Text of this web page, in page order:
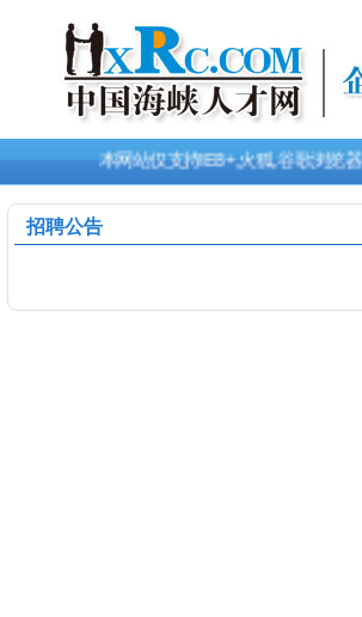
本网站仅支持IE8+,火狐,谷歌浏览
招聘公告